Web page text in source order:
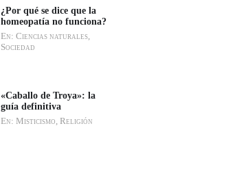
¿Por qué se dice que la
homeopatía no funciona?
En: Ciencias naturales,
Sociedad
«Caballo de Troya»: la
guía definitiva
En: Misticismo, Religión